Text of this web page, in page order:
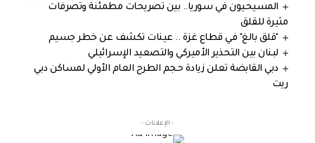
المسيحيون في سوريا.. بين تصريحات مطمئنة وتصرفات
مثيرة للقلق
"قلق بالغ" في قطاع غزة .. عينات تكشف عن خطر جسيم
لبنان بين التحذير الأميركي والتصعيد الإسرائيلي
دبي القابضة تعلن زيادة حجم الطرح العام الأولي لمساكن دبي
ريت
- الإعلانات -